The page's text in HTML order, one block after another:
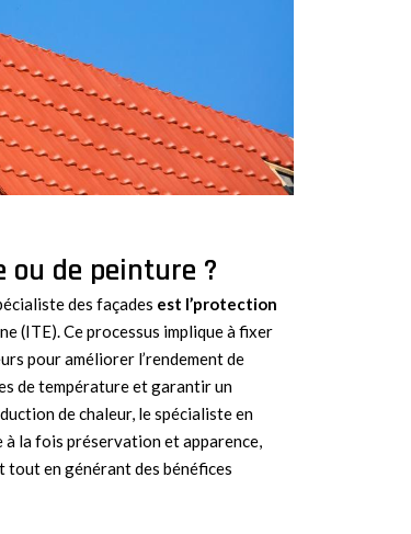
ou de peinture ?
des façades est l’protection
(ITE). Ce processus implique à fixer
pour améliorer l’rendement de
de température et garantir un
de chaleur, le spécialiste en
la fois préservation et apparence,
tout en générant des bénéfices